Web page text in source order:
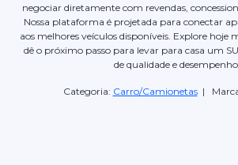
negociar diretamente com revendas,
Nossa plataforma é projetada para conectar
aos melhores veículos disponíveis. Explore hoje
dê o próximo passo para levar para casa um
de qualidade e desempenho.
Categoria: Carro/Camionetas|